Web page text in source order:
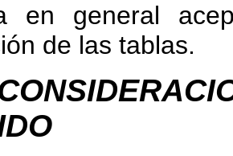
en general
de las tablas.